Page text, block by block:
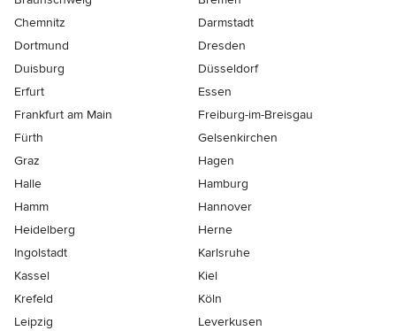
Chemnitz
Darmstadt
Dortmund
Dresden
Duisburg
Düsseldorf
Erfurt
Essen
Frankfurt am Main
Freiburg-im-Breisgau
Fürth
Gelsenkirchen
Graz
Hagen
Halle
Hamburg
Hamm
Hannover
Heidelberg
Herne
Ingolstadt
Karlsruhe
Kassel
Kiel
Krefeld
Köln
Leipzig
Leverkusen